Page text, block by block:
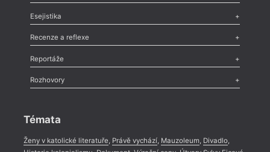
Odlesk
Nekrolog,Glosa,Sloupek,Pozvánka,Literární soutěž,
Esejistika
Esej ,Pádlo,Úvaha
Recenze a reflexe
Recenze
Méně slov o próze,Celá rubrika
Reportáže
Literární zítřky
Celá rubrika
Rozhovory
Témata
Ženy v katolické literatuře, Právě vychází, Mauzoleum, Divadlo,